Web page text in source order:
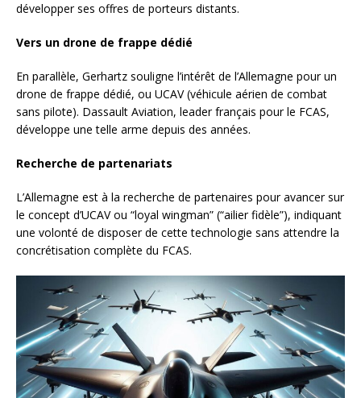
développer ses offres de porteurs distants.
Vers un drone de frappe dédié
En parallèle, Gerhartz souligne l’intérêt de l’Allemagne pour un
drone de frappe dédié, ou UCAV (véhicule aérien de combat
sans pilote). Dassault Aviation, leader français pour le FCAS,
développe une telle arme depuis des années.
Recherche de partenariats
L’Allemagne est à la recherche de partenaires pour avancer sur
le concept d’UCAV ou “loyal wingman” (“ailier fidèle”), indiquant
une volonté de disposer de cette technologie sans attendre la
concrétisation complète du FCAS.